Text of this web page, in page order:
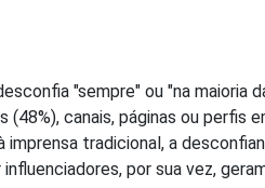
"sempre" ou "na
canais, páginas ou perfis
imprensa tradicional, a
por sua vez,